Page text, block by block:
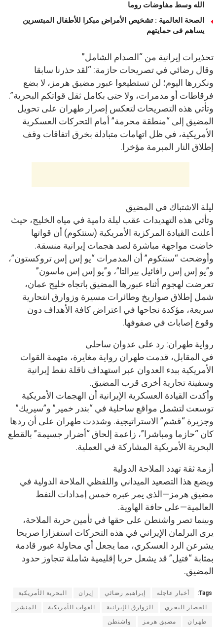
الله وسط مفاوضات روما
الصحة العالمية : تشخيص الأمراض مبكرا للأطفال المبتسرين
يساهم فى حمايتهم
تحذيرات إيرانية من “الصدام الشامل”
وقال رضائي في تصريحات حازمة: “لقد حذرنا سابقا
ونكررها اليوم؛ لن تستطيعوا عبور مضيق هرمز، لا بضع
فرقاطات أو مدمرات، ولا حتى بكامل ثقل قواتكم البحرية”.
وتأتي هذه التصريحات لتعكس إصرار طهران على تحويل
المضيق إلى “منطقة محرمة” أمام التحركات العسكرية
الأمريكية، في ظل اتهامات متبادلة بخرق اتفاقات وقف
إطلاق النار المبرمة مؤخرا.
ليلة الاشتباك في المضيق
وتأتي هذه التهديدات عقب ليلة دامية في مياه الخليج، حيث
أعلنت القيادة المركزية الأمريكية (سنتكوم) أن قواتها
خاضت مواجهة مباشرة لصد هجمات إيرانية منسقة.
وأوضحت “سنتكوم” أن المدمرات “يو إس إس تروكستون”،
و”يو إس إس رافائيل بيرالتا”، و”يو إس إس ماسون”
تعرضت لهجوم أثناء عبورها المضيق باتجاه خليج عمان،
شمل إطلاق صواريخ وطائرات مسيرة وزوارق انتحارية
سريعة، مؤكدة نجاحها في اعتراض كافة الأهداف دون
وقوع إصابات في صفوفها.
رواية طهران: رد على عدوان ساحلي
في المقابل، قدمت طهران رواية مغايرة، متهمة القوات
الأمريكية ببدء العدوان عبر استهداف ناقلة نفط إيرانية
وسفينة تجارية أخرى قرب المضيق.
وأكدت القيادة العسكرية الإيرانية أن الهجمات الأمريكية
توسعت لتشمل مواقع ساحلية في “بندر خمير” و”سيريك”
وجزيرة “قشم” الاستراتيجية. وشددت طهران على أن ردها
كان “حازما ومباشرا”، زاعمة إلحاق “أضرار جسيمة” بالقطع
البحرية الأمريكية المشاركة في العملية.
أزمة ثقة تهدد الملاحة الدولية
ويضع هذا التصعيد الميداني واللفظي الملاحة الدولية في
مضيق هرمز—الذي يمر عبره خمس إمدادات النفط
العالمية—على حافة الهاوية.
وبينما تصر واشنطن على حقها في تأمين حرية الملاحة،
يرى البرلمان الإيراني في هذه التحركات استفزازا صريحا
يشرعن الرد العسكري، مما يجعل أي محاولة عبور قادمة
بمثابة “فتيل” قد يشعل حربا إقليمية شاملة تتجاوز حدود
المضيق.
Tags: أخبار عاجله إبراهيم رضائي إيران البحرية الأمريكية
الحصار البحري الزوارق الإيرانية القوات الأمريكية المنشر
طهران مضيق هرمز واشنطن